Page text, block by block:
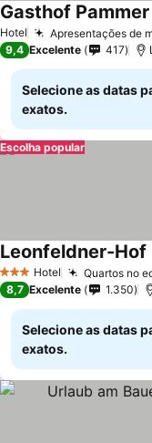
Hotel Apresentações de
Gasthof Pammer
9,4 Excelente 417
Selecione as datas
exatos.
Escolha popular
3 EstrelasHotel Quartos no
Leonfeldner-Hof
8,7 Excelente 1.350
Selecione as datas
exatos.